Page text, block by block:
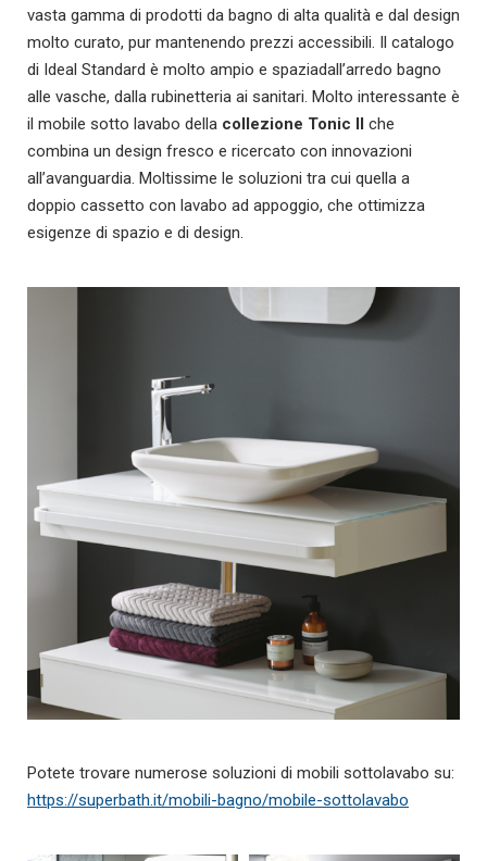
vasta gamma di prodotti da bagno di alta qualità e dal design
molto curato, pur mantenendo prezzi accessibili. Il catalogo
di Ideal Standard è molto ampio e spaziadall’arredo bagno
alle vasche, dalla rubinetteria ai sanitari. Molto interessante è
il mobile sotto lavabo della collezione Tonic II che
combina un design fresco e ricercato con innovazioni
all’avanguardia. Moltissime le soluzioni tra cui quella a
doppio cassetto con lavabo ad appoggio, che ottimizza
esigenze di spazio e di design.
Potete trovare numerose soluzioni di mobili sottolavabo su:
https://superbath.it/mobili-bagno/mobile-sottolavabo